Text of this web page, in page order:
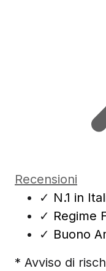
Recensioni
✓ N.1 in
✓ Regime
✓ Buono
* Avviso di